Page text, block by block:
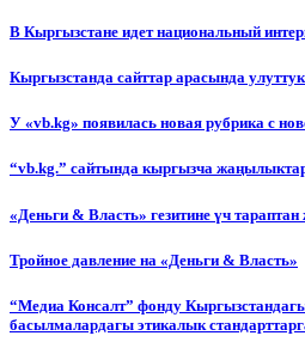
В Кыргызстане идет национальный
Кыргызстанда сайттар арасында
У «vb.kg» появилась новая рубрика с
“vb.kg.” сайтында кыргызча
«Деньги & Власть» гезитине үч
Тройное давление на «Деньги & Власть»
“Медиа Консалт” фонду
басылмалардагы этикалык